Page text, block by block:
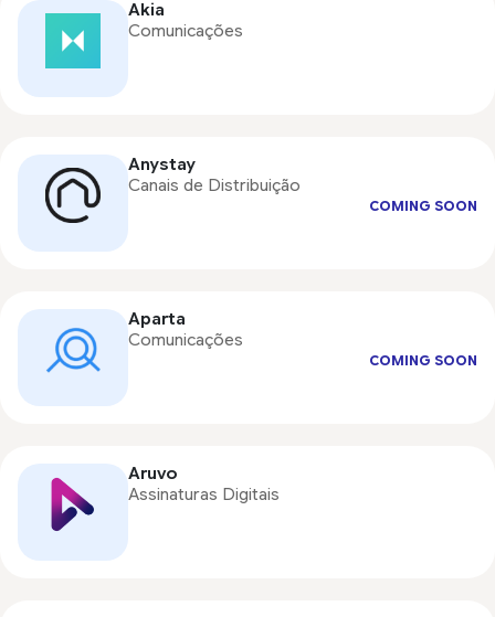
Akia
Comunicações
Anystay
Canais de Distribuição
COMING SOON
Aparta
Comunicações
COMING SOON
Aruvo
Assinaturas Digitais